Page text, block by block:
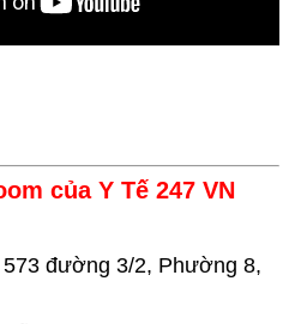
của Y Tế 247 VN
573 đường 3/2, Phường 8,